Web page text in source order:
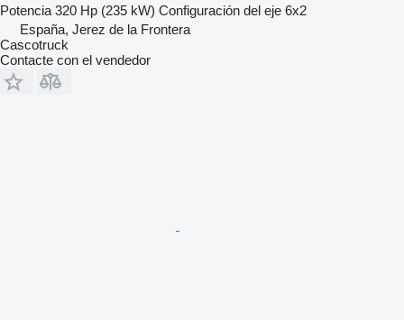
Potencia 320 Hp (235 kW) Configuración del eje 6x2
España, Jerez de la Frontera
Cascotruck
Contacte con el vendedor